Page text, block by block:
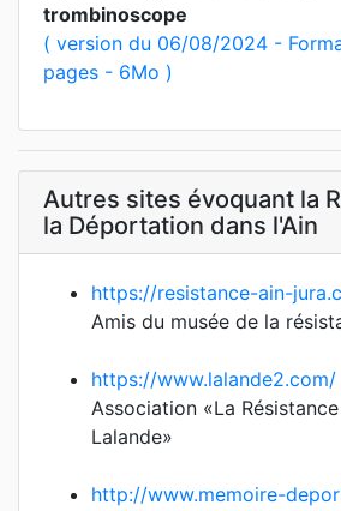
trombinoscope
( version du 06/08/2024 -
pages - 6Mo )
Autres sites évoquant la
la Déportation dans l'Ain
https://resistance-ain-
Amis du musée de la
https://www.lalande2.com/
Association «La
Lalande»
http://www.memoire-